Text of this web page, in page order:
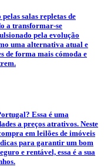
salas repletas de
a transformar-se
pela evolução
uma alternativa atual e
de forma mais cómoda e
Essa é uma
a preços atrativos. Neste
em leilões de imóveis
dicas para garantir um bom
e rentável, essa é a sua